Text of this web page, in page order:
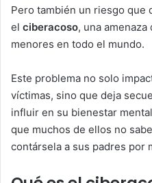
Pero también un riesgo que
el ciberacoso, una
menores en todo el mundo.
Este problema no solo
víctimas, sino que deja
influir en su bienestar
que muchos de ellos no
contársela a sus padres por